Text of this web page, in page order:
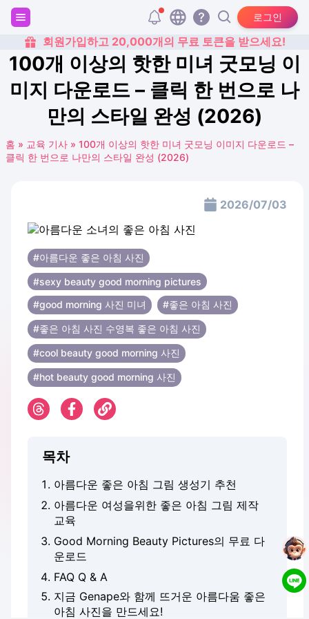
로그인
회원가입하고 20,000개의 무료 토큰을 받으세요!
100개 이상의 핫한 미녀 굿모닝 이
미지 다운로드 – 클릭 한 번으로 나
만의 스타일 완성 (2026)
홈 » 교육 기사 » 100개 이상의 핫한 미녀 굿모닝 이미지 다운로드 –
클릭 한 번으로 나만의 스타일 완성 (2026)
2026/07/03
#아름다운 좋은 아침 사진
#sexy beauty good morning pictures
#good morning 사진 미녀
#좋은 아침 사진
#좋은 아침 사진 수영복 좋은 아침 사진
#cool beauty good morning 사진
#hot beauty good morning 사진
목차
아름다운 좋은 아침 그림 생성기 추천
아름다운 여성을위한 좋은 아침 그림 제작
교육
Good Morning Beauty Pictures의 무료 다
운로드
FAQ Q & A
지금 Genape와 함께 뜨거운 아름다움 좋은
아침 사진을 만드세요!